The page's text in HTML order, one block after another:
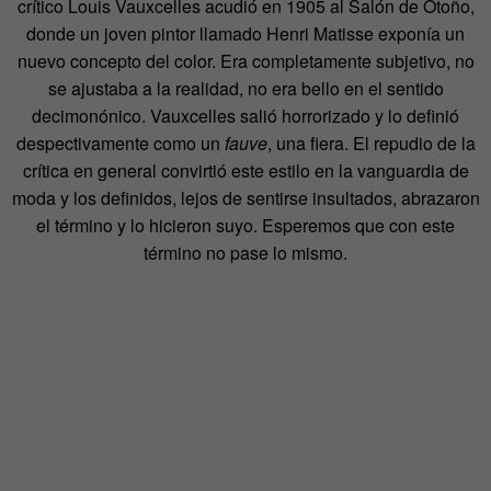
crítico Louis Vauxcelles acudió en 1905 al Salón de Otoño,
donde un joven pintor llamado Henri Matisse exponía un
nuevo concepto del color. Era completamente subjetivo, no
se ajustaba a la realidad, no era bello en el sentido
decimonónico. Vauxcelles salió horrorizado y lo definió
despectivamente como un fauve, una fiera. El repudio de la
crítica en general convirtió este estilo en la vanguardia de
moda y los definidos, lejos de sentirse insultados, abrazaron
el término y lo hicieron suyo. Esperemos que con este
término no pase lo mismo.